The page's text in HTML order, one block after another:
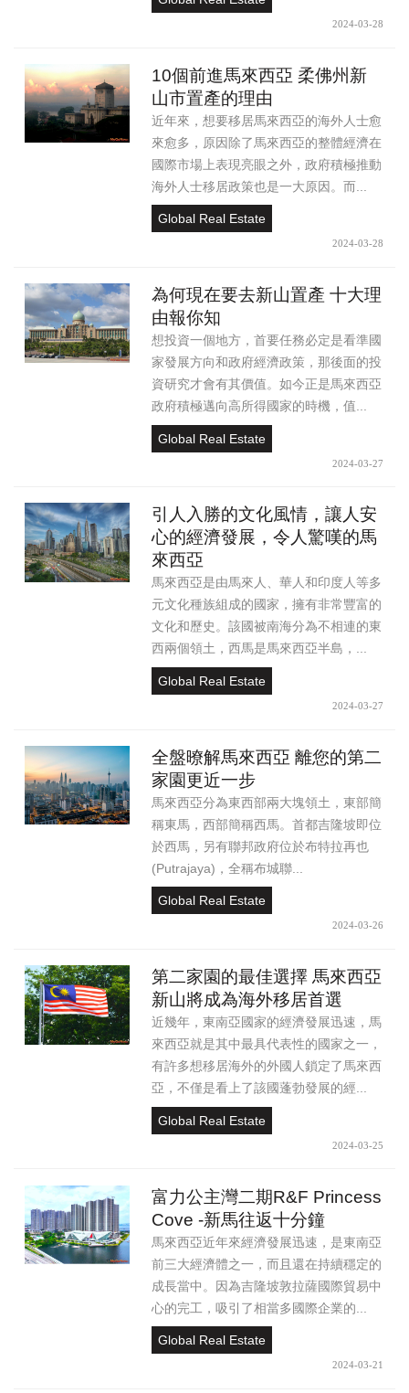
2024-03-28
10個前進馬來西亞 柔佛州新
山市置產的理由
近年來，想要移居馬來西亞的海外人士愈
來愈多，原因除了馬來西亞的整體經濟在
國際市場上表現亮眼之外，政府積極推動
海外人士移居政策也是一大原因。而...
Global Real Estate
2024-03-28
為何現在要去新山置產 十大理
由報你知
想投資一個地方，首要任務必定是看準國
家發展方向和政府經濟政策，那後面的投
資研究才會有其價值。如今正是馬來西亞
政府積極邁向高所得國家的時機，值...
Global Real Estate
2024-03-27
引人入勝的文化風情，讓人安
心的經濟發展，令人驚嘆的馬
來西亞
馬來西亞是由馬來人、華人和印度人等多
元文化種族組成的國家，擁有非常豐富的
文化和歷史。該國被南海分為不相連的東
西兩個領土，西馬是馬來西亞半島，...
Global Real Estate
2024-03-27
全盤暸解馬來西亞 離您的第二
家園更近一步
馬來西亞分為東西部兩大塊領土，東部簡
稱東馬，西部簡稱西馬。首都吉隆坡即位
於西馬，另有聯邦政府位於布特拉再也
(Putrajaya)，全稱布城聯...
Global Real Estate
2024-03-26
第二家園的最佳選擇 馬來西亞
新山將成為海外移居首選
近幾年，東南亞國家的經濟發展迅速，馬
來西亞就是其中最具代表性的國家之一，
有許多想移居海外的外國人鎖定了馬來西
亞，不僅是看上了該國蓬勃發展的經...
Global Real Estate
2024-03-25
富力公主灣二期R&F Princess
Cove -新馬往返十分鐘
馬來西亞近年來經濟發展迅速，是東南亞
前三大經濟體之一，而且還在持續穩定的
成長當中。因為吉隆坡敦拉薩國際貿易中
心的完工，吸引了相當多國際企業的...
Global Real Estate
2024-03-21